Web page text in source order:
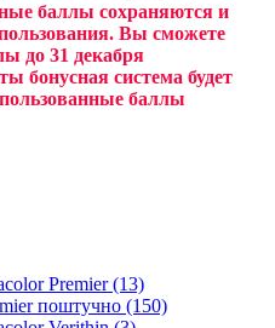
баллы сохраняются и
Вы сможете
до 31 декабря
бонусная система будет
баллы
Premier (13)
поштучно (150)